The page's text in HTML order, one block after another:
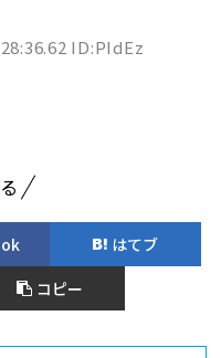
ID:PIdEz
はてブ
コピー